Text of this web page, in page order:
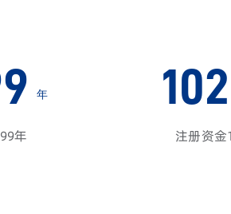
年
年 注册资金